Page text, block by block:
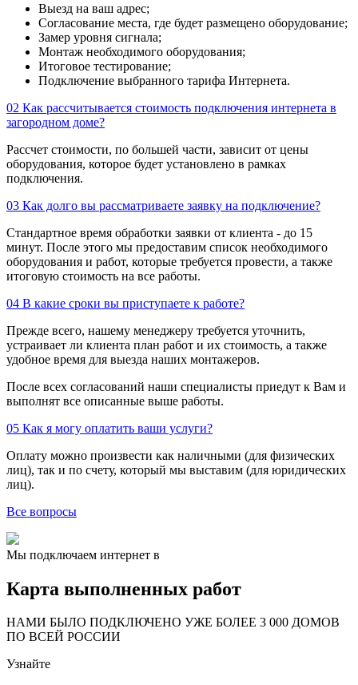
Выезд на ваш адрес;
Согласование места, где будет размещено оборудование;
Замер уровня сигнала;
Монтаж необходимого оборудования;
Итоговое тестирование;
Подключение выбранного тарифа Интернета.
02 Как рассчитывается стоимость подключения интернета в
загородном доме?
Рассчет стоимости, по большей части, зависит от цены
оборудования, которое будет установлено в рамках
подключения.
03 Как долго вы рассматриваете заявку на подключение?
Стандартное время обработки заявки от клиента - до 15
минут. После этого мы предоставим список необходимого
оборудования и работ, которые требуется провести, а также
итоговую стоимость на все работы.
04 В какие сроки вы приступаете к работе?
Прежде всего, нашему менеджеру требуется уточнить,
устраивает ли клиента план работ и их стоимость, а также
удобное время для выезда наших монтажеров.
После всех согласований наши специалисты приедут к Вам и
выполнят все описанные выше работы.
05 Как я могу оплатить ваши услуги?
Оплату можно произвести как наличными (для физических
лиц), так и по счету, который мы выставим (для юридических
лиц).
Все вопросы
Мы подключаем интернет в
Карта выполненных работ
НАМИ БЫЛО ПОДКЛЮЧЕНО УЖЕ БОЛЕЕ 3 000 ДОМОВ
ПО ВСЕЙ РОССИИ
57
99
48
Узнайте